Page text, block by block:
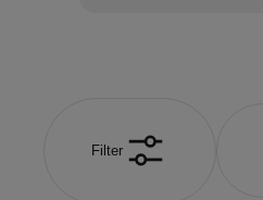
Filter